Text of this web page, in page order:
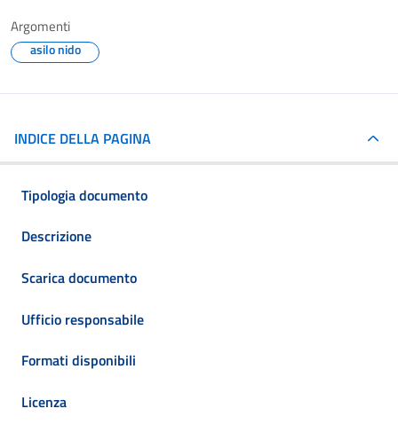
Argomenti
asilo nido
INDICE DELLA PAGINA
Tipologia documento
Descrizione
Scarica documento
Ufficio responsabile
Formati disponibili
Licenza